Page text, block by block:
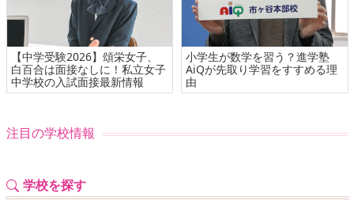
【中学受験2026】頌栄女子、
白百合は面接なしに！私立女子
中学校の入試面接最新情報
小学生が数学を習う？進学塾
AiQが先取り学習をすすめる理
由
注目の学校情報
学校を探す